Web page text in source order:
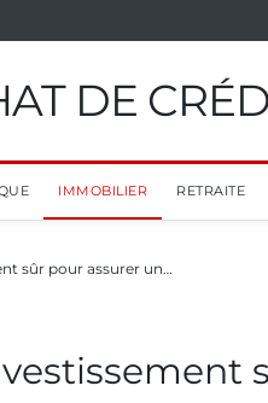
DE
IMMOBILIER RETRAITE
sûr pour assurer un…